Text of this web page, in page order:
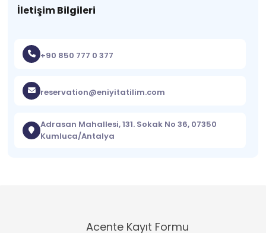
İletişim Bilgileri
+90 850 777 0 377
reservation@eniyitatilim.com
Adrasan Mahallesi, 131. Sokak No 36, 07350
Kumluca/Antalya
Acente Kayıt Formu